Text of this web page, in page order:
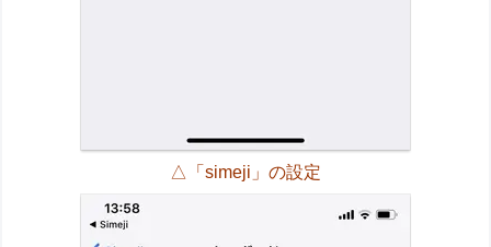
△「simeji」の設定